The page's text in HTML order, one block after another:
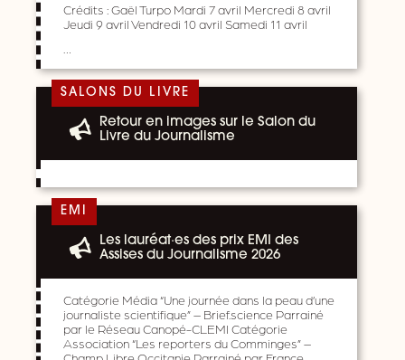
Crédits : Gaël Turpo Mardi 7 avril Mercredi 8 avril
Jeudi 9 avril Vendredi 10 avril Samedi 11 avril
SALONS DU LIVRE
Retour en images sur le Salon du
Livre du Journalisme
EMI
Les lauréat·es des prix EMI des
Assises du Journalisme 2026
Catégorie Média “Une journée dans la peau d’une
journaliste scientifique” – Brief.science Parrainé
par le Réseau Canopé-CLEMI Catégorie
Association “Les reporters du Comminges” –